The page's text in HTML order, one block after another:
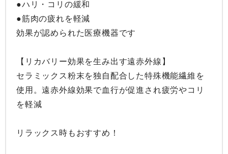
●ハリ・コリの緩和
●筋肉の疲れを軽減
効果が認められた医療機器です
【リカバリー効果を生み出す遠赤外線】
セラミックス粉末を独自配合した特殊機能繊維を
使用。遠赤外線効果で血行が促進され疲労やコリ
を軽減
リラックス時もおすすめ！